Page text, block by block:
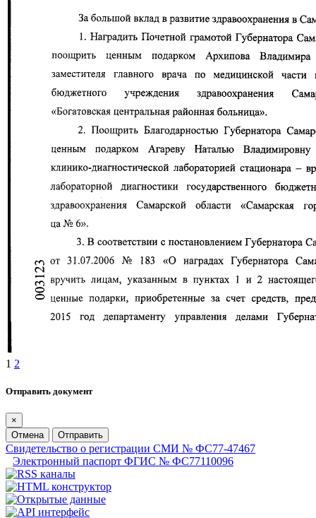
1 2
Отправить документ
×
Отмена
Отправить
Свидетельство о регистрации СМИ № ФС77-47467
Электронный паспорт ФГИС № ФС77110096